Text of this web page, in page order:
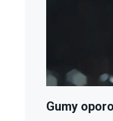
Gumy